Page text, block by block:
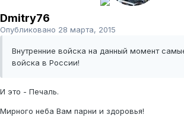
Dmitry76
Опубликовано 28 марта, 2015
Внутренние войска на данный момент
войска в России!
И это - Печаль.
Мирного неба Вам парни и здоровья!